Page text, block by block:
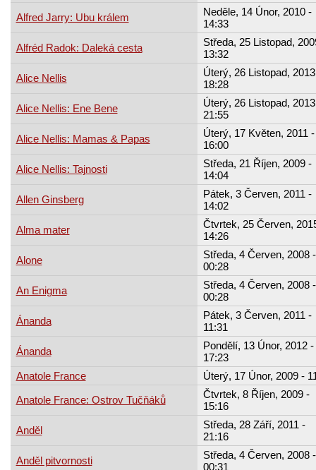
Alfred Jarry: Ubu králem
Neděle, 14 Únor, 2010 -
14:33
Alfréd Radok: Daleká cesta
Středa, 25 Listopad,
13:32
Alice Nellis
Úterý, 26 Listopad,
18:28
Alice Nellis: Ene Bene
Úterý, 26 Listopad,
21:55
Alice Nellis: Mamas & Papas
Úterý, 17 Květen, 2011 -
16:00
Alice Nellis: Tajnosti
Středa, 21 Říjen, 2009 -
14:04
Allen Ginsberg
Pátek, 3 Červen, 2011 -
14:02
Alma mater
Čtvrtek, 25 Červen,
14:26
Alone
Středa, 4 Červen, 2008 -
00:28
An Enigma
Středa, 4 Červen, 2008 -
00:28
Ánanda
Pátek, 3 Červen, 2011 -
11:31
Ánanda
Pondělí, 13 Únor, 2012 -
17:23
Anatole France
Úterý, 17 Únor, 2009 -
Anatole France: Ostrov Tučňáků
Čtvrtek, 8 Říjen, 2009 -
15:16
Anděl
Středa, 28 Září, 2011 -
21:16
Anděl pitvornosti
Středa, 4 Červen, 2008 -
00:31